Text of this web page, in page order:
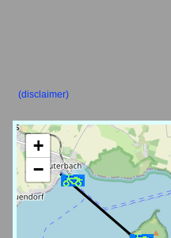
(disclaimer)
+
−